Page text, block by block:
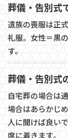
葬儀・告別式
遺族の喪服は正
礼服。女性＝黒
す。
葬儀・告別式
自宅葬の場合は
場合はあらかじ
人に聞けば良い
席に着きます。